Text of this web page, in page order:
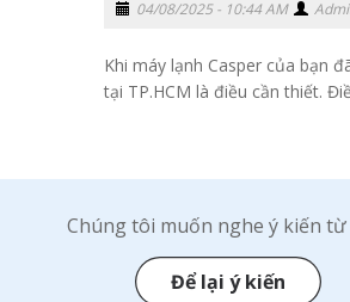
04/08/2025 - 10:44 AM
Khi máy lạnh Casper của bạn
tại TP.HCM là điều cần thiết.
Chúng tôi muốn nghe ý kiến từ
Để lại ý kiến